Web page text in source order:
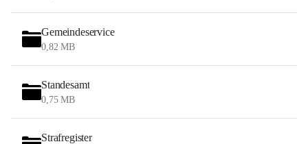
Gemeindeservice
0,82 MB
Standesamt
0,75 MB
Strafregister